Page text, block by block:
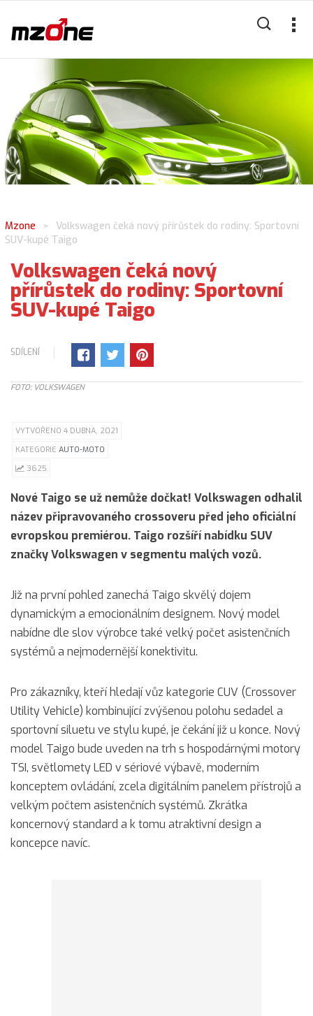
Mzone >
Volkswagen čeká nový přírůstek do rodiny: Sportovní
SUV-kupé Taigo
Volkswagen čeká nový
přírůstek do rodiny: Sportovní
SUV-kupé Taigo
SDÍLENÍ
FOTO: VOLKSWAGEN
VYTVOŘENO 4 DUBNA, 2021
KATEGORIE AUTO-MOTO
3625
Nové Taigo se už nemůže dočkat! Volkswagen odhalil
název připravovaného crossoveru před jeho oficiální
evropskou premiérou. Taigo rozšíří nabídku SUV
značky Volkswagen v segmentu malých vozů.
Již na první pohled zanechá Taigo skvělý dojem
dynamickým a emocionálním designem. Nový model
nabídne dle slov výrobce také velký počet asistenčních
systémů a nejmodernější konektivitu.
Pro zákazníky, kteří hledají vůz kategorie CUV (Crossover
Utility Vehicle) kombinující zvýšenou polohu sedadel a
sportovní siluetu ve stylu kupé, je čekání již u konce. Nový
model Taigo bude uveden na trh s hospodárnými motory
TSI, světlomety LED v sériové výbavě, moderním
konceptem ovládání, zcela digitálním panelem přístrojů a
velkým počtem asistenčních systémů. Zkrátka
koncernový standard a k tomu atraktivní design a
koncepce navíc.